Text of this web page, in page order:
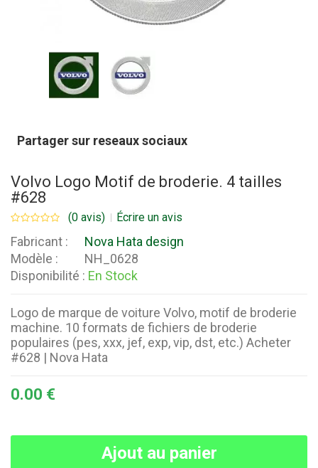
Partager sur reseaux sociaux
Volvo Logo Motif de broderie. 4 tailles
#628
(0 avis) Écrire un avis
Fabricant :
Nova Hata design
Modèle :
NH_0628
Disponibilité : En Stock
Logo de marque de voiture Volvo, motif de broderie
machine. 10 formats de fichiers de broderie
populaires (pes, xxx, jef, exp, vip, dst, etc.) Acheter
#628 | Nova Hata
0.00 €
Ajout au panier